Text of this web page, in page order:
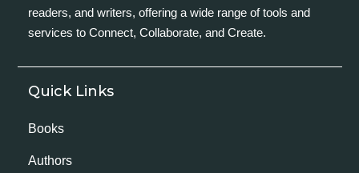
readers, and writers, offering a wide range of tools and
services to Connect, Collaborate, and Create.
Quick Links
Books
Authors